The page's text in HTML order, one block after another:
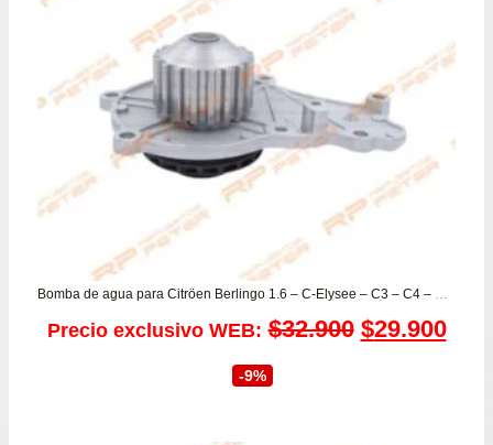
Bomba de agua para Citröen Berlingo 1.6 – C-Elysee – C3 – C4 – C5 / Peugeot 2008 – 207 – 208 – 301 – 307 – 308 – Expert – Partner .. mas
Precio exclusivo WEB: $32.900 El
$29.900El
-9%